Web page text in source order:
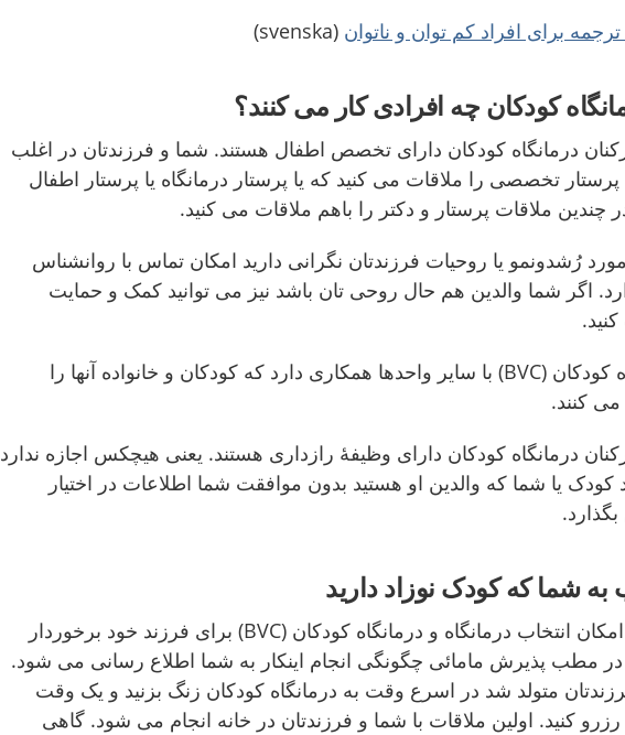
برای افراد کم توان و ناتوان (svenska)
کودکان چه افرادی کار می کنند؟
درمانگاه کودکان دارای تخصص اطفال هستند. شما و فرزندتان در اغلب
پرستار تخصصی را ملاقات می کنید که یا پرستار درمانگاه یا پرستار اطفال
چندین ملاقات پرستار و دکتر را باهم ملاقات می کنید.
رُشدونمو یا روحیات فرزندتان نگرانی دارید امکان تماس با روانشناس
اگر شما والدین هم حال روحی تان باشد نیز می توانید کمک و حمایت
درمانگاه کودکان (BVC) با سایر واحدها همکاری دارد که کودکان و خانواده آنها را
کنند.
درمانگاه کودکان دارای وظیفۀ رازداری هستند. یعنی هیچکس اجازه ندارد
کودک یا شما که والدین او هستید بدون موافقت شما اطلاعات در اختیار
شما که کودک نوزاد دارید
شما از امکان انتخاب درمانگاه و درمانگاه کودکان (BVC) برای فرزند خود برخوردار
مطب پذیرش مامائی چگونگی انجام اینکار به شما اطلاع رسانی می شود.
متولد شد در اسرع وقت به درمانگاه کودکان زنگ بزنید و یک وقت
کنید. اولین ملاقات با شما و فرزندتان در خانه انجام می شود. گاهی